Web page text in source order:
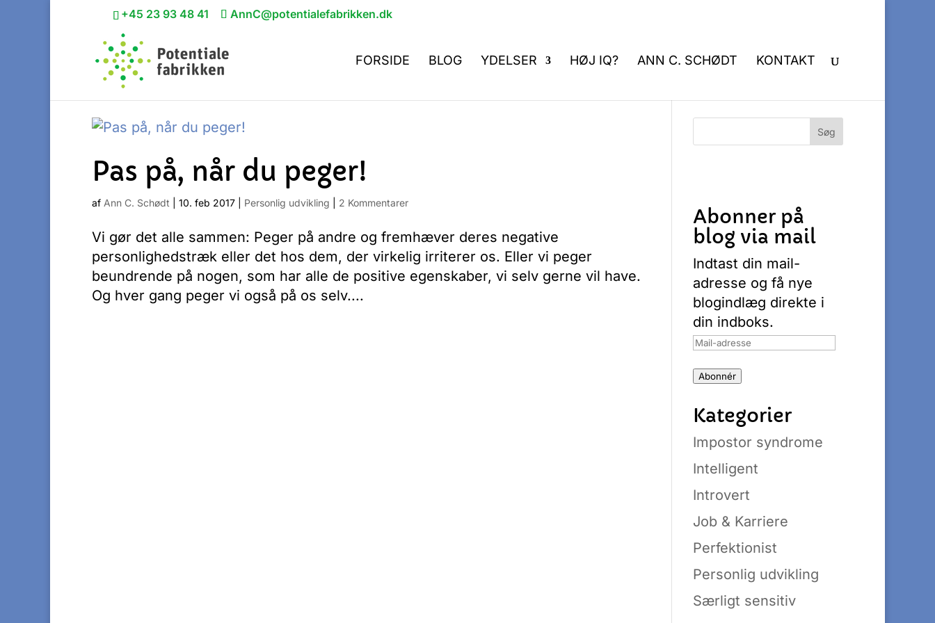
+45 23 93 48 41 AnnC@potentialefabrikken.dk
FORSIDE BLOG YDELSER HØJ IQ? ANN C. SCHØDT KONTAKT
Pas på, når du peger!
af Ann C. Schødt 10. feb 2017 Personlig udvikling 2 Kommentarer
Vi gør det alle sammen: Peger på andre og fremhæver deres negative
personlighedstræk eller det hos dem, der virkelig irriterer os. Eller vi peger
beundrende på nogen, som har alle de positive egenskaber, vi selv gerne vil have.
Og hver gang peger vi også på os selv....
Abonner på
blog via mail
Indtast din mail-
adresse og få nye
blogindlæg direkte i
din indboks.
Mail-
Abonnér
Kategorier
Impostor syndrome
Intelligent
Introvert
Job & Karriere
Perfektionist
Personlig udvikling
Særligt sensitiv